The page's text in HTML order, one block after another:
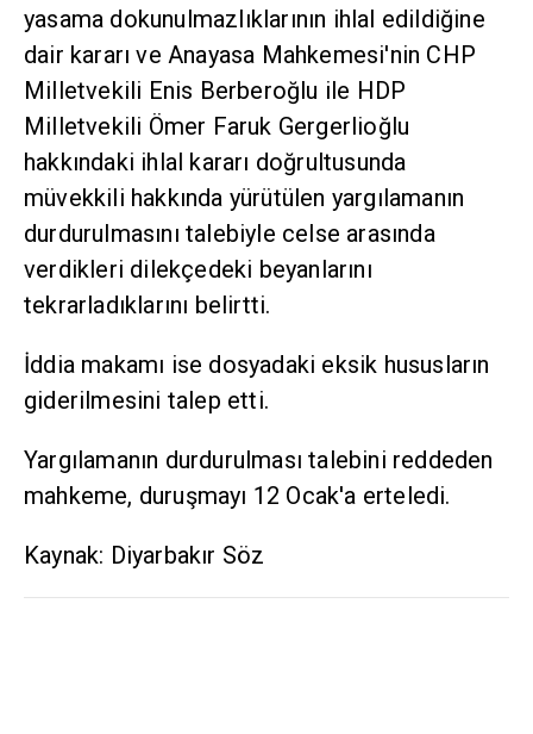
yasama dokunulmazlıklarının ihlal edildiğine
dair kararı ve Anayasa Mahkemesi'nin CHP
Milletvekili Enis Berberoğlu ile HDP
Milletvekili Ömer Faruk Gergerlioğlu
hakkındaki ihlal kararı doğrultusunda
müvekkili hakkında yürütülen yargılamanın
durdurulmasını talebiyle celse arasında
verdikleri dilekçedeki beyanlarını
tekrarladıklarını belirtti.
İddia makamı ise dosyadaki eksik hususların
giderilmesini talep etti.
Yargılamanın durdurulması talebini reddeden
mahkeme, duruşmayı 12 Ocak'a erteledi.
Kaynak: Diyarbakır Söz